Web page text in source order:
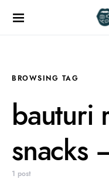
BROWSING TAG
bauturi
snacks
1 post